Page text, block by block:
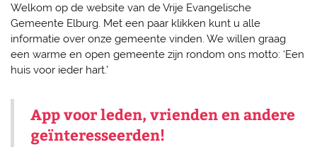
Welkom op de website van de Vrije Evangelische
Gemeente Elburg. Met een paar klikken kunt u alle
informatie over onze gemeente vinden. We willen graag
een warme en open gemeente zijn rondom ons motto: ‘Een
huis voor ieder hart.’
App voor leden, vrienden en andere
geïnteresseerden!